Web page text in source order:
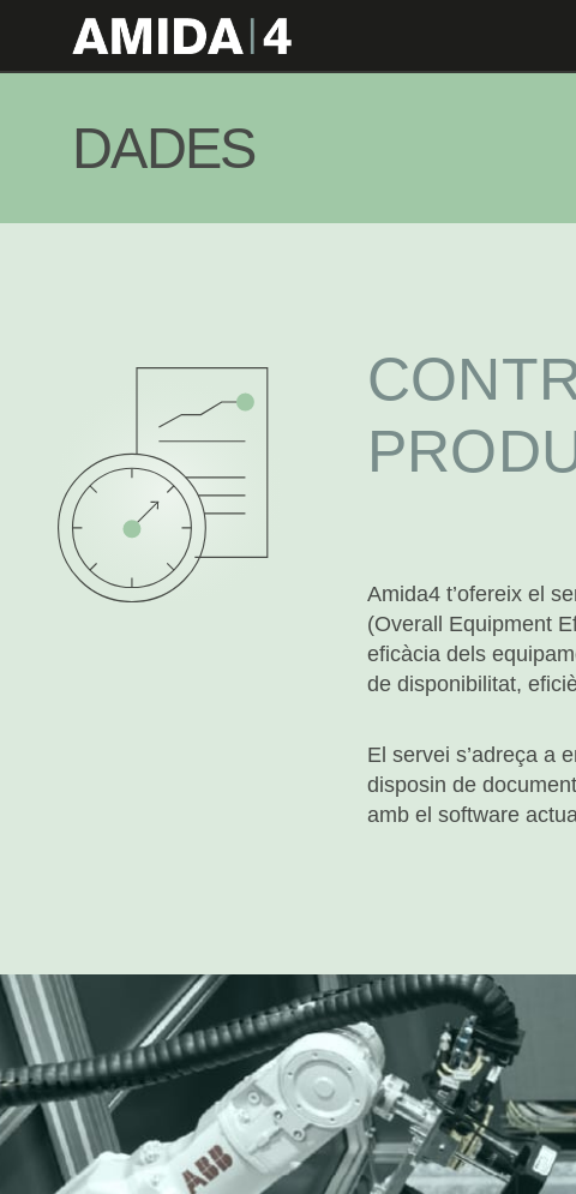
DADES
Amida4 t’ofereix el
(Overall Equipment
eficàcia dels
de disponibilitat,
El servei s’adreça a
disposin de
amb el software